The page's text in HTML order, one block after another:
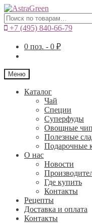
Искать:
+7 (495) 840-66-79
0 поз. - 0 ₽
Меню
Каталог
Чай
Специи
Cуперфуды
Овощные
Полезные
Подарочные
О нас
Новости
Где купить
Контакты
Рецепты
Доставка и оплата
Контакты